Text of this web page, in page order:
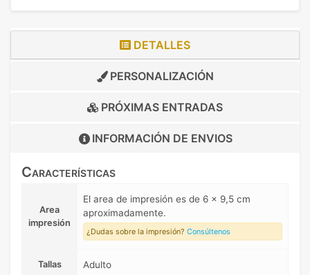
DETALLES
PERSONALIZACIÓN
PRÓXIMAS ENTRADAS
INFORMACIÓN DE ENVIOS
Características
Area
impresión
El area de impresión es de 6 x 9,5 cm
aproximadamente.
¿Dudas sobre la impresión? Consúltenos
Tallas Adulto